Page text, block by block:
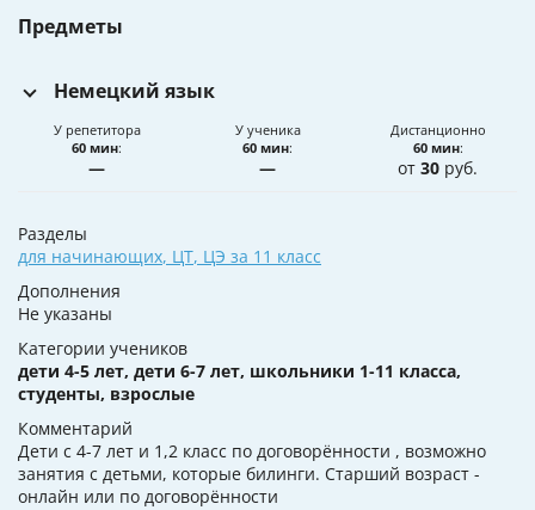
Предметы
Немецкий язык
У репетитора
60 мин:
—
У ученика
60 мин:
—
Дистанционно
60 мин:
от30 руб.
Разделы
для начинающих, ЦТ, ЦЭ за 11 класс
Дополнения
Не указаны
Категории учеников
дети 4-5 лет, дети 6-7 лет, школьники 1-11 класса,
студенты, взрослые
Комментарий
Дети с 4-7 лет и 1,2 класс по договорённости , возможно
занятия с детьми, которые билинги. Старший возраст -
онлайн или по договорённости